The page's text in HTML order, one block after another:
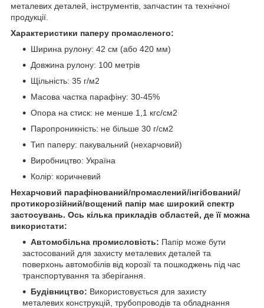
металевих деталей, інструментів, запчастин та технічної
продукції.
Характеристики паперу промасленого:
Ширина рулону: 42 см (або 420 мм)
Довжина рулону: 100 метрів
Щільність: 35 г/м2
Масова частка парафіну: 30-45%
Опора на стиск: не менше 1,1 кгс/см2
Паропроникність: не більше 30 г/см2
Тип паперу: пакувальний (нехарчовий)
Виробництво: Україна
Колір: коричневий
Нехарчовий парафінований/промаслений/інгібований/
протикорозійний/вощений папір має широкий спектр
застосувань. Ось кілька прикладів областей, де її можна
використати:
Автомобільна промисловість: Папір може бути
застосований для захисту металевих деталей та
поверхонь автомобілів від корозії та пошкоджень під час
транспортування та зберігання.
Будівництво: Використовується для захисту
металевих конструкцій, трубопроводів та обладнання